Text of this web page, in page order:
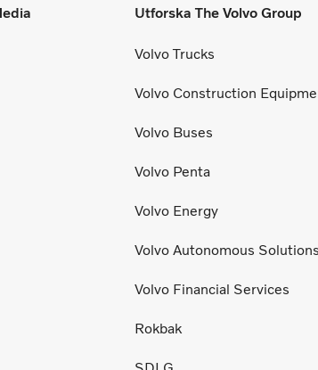
Utforska The Volvo Group
Volvo Trucks
Volvo Construction
Volvo Buses
Volvo Penta
Volvo Energy
Volvo Autonomous Solutions
Volvo Financial Services
Rokbak